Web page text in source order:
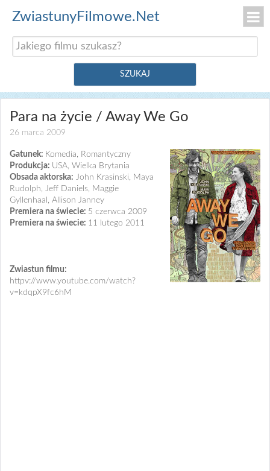
ZwiastunyFilmowe.Net
Para na życie / Away We Go
26 marca 2009
Gatunek: Komedia, Romantyczny
Produkcja: USA, Wielka Brytania
Obsada aktorska: John Krasinski, Maya
Rudolph, Jeff Daniels, Maggie
Gyllenhaal, Allison Janney
Premiera na świecie: 5 czerwca 2009
Premiera na świecie: 11 lutego 2011
Zwiastun filmu:
httpv://www.youtube.com/watch?
v=kdqpX9fc6hM